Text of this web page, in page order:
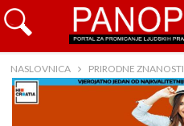
NASLOVNICA PRIRODNE ZNANOSTI